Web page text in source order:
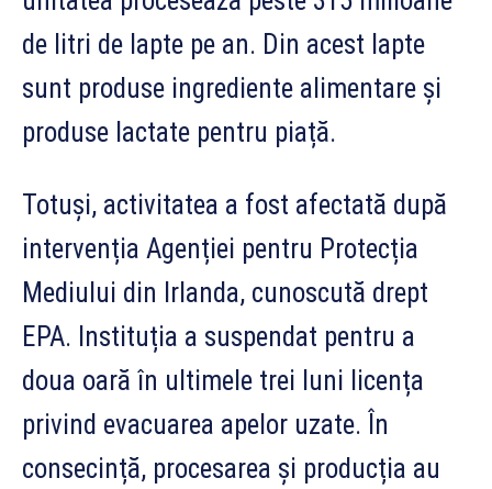
de litri de lapte pe an. Din acest lapte
sunt produse ingrediente alimentare și
produse lactate pentru piață.
Totuși, activitatea a fost afectată după
intervenția Agenției pentru Protecția
Mediului din Irlanda, cunoscută drept
EPA. Instituția a suspendat pentru a
doua oară în ultimele trei luni licența
privind evacuarea apelor uzate. În
consecință, procesarea și producția au